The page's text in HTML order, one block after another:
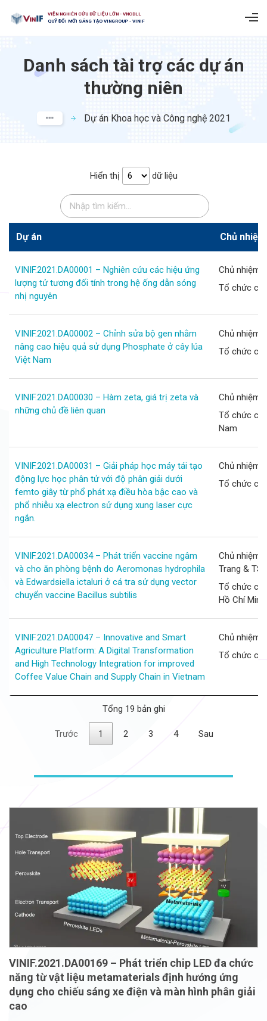
VIỆN NGHIÊN CỨU DỮ LIỆU LỚN - VNCDLL
QUỸ ĐỔI MỚI SÁNG TẠO VINGROUP - VINIF
Danh sách tài trợ các dự án
thường niên
Dự án Khoa học và Công nghệ 2021
Hiển thị dữ liệu
Dự án Chủ
VINIF.2021.DA00001 – Nghiên cứu các hiệu ứng
lượng tử tương đối tính trong hệ ống dẫn sóng
nhị nguyên
Chủ nhiệm
Tổ chức
VINIF.2021.DA00002 – Chỉnh sửa bộ gen nhằm
nâng cao hiệu quả sử dụng Phosphate ở cây lúa
Việt Nam
Chủ nhiệm
Tổ chức
VINIF.2021.DA00030 – Hàm zeta, giá trị zeta và
những chủ đề liên quan
Chủ nhiệm
Tổ chức
Nam
VINIF.2021.DA00031 – Giải pháp học máy tái tạo
động lực học phân tử với độ phân giải dưới
femto giây từ phổ phát xạ điều hòa bậc cao và
phổ nhiễu xạ electron sử dụng xung laser cực
ngắn.
Chủ nhiệm
Tổ chức
VINIF.2021.DA00034 – Phát triển vaccine ngâm
và cho ăn phòng bệnh do Aeromonas hydrophila
và Edwardsiella ictaluri ở cá tra sử dụng vector
chuyển vaccine Bacillus subtilis
Chủ nhiệm
Trang &
Tổ chức
Hồ Chí Minh
VINIF.2021.DA00047 – Innovative and Smart
Agriculture Platform: A Digital Transformation
and High Technology Integration for improved
Coffee Value Chain and Supply Chain in Vietnam
Chủ nhiệm
Tổ chức
Tổng 19 bản ghi
Trước 1 2 3 4 Sau
VINIF.2021.DA00169 – Phát triển chip LED đa chức
năng từ vật liệu metamaterials định hướng ứng
dụng cho chiếu sáng xe điện và màn hình phân giải
cao